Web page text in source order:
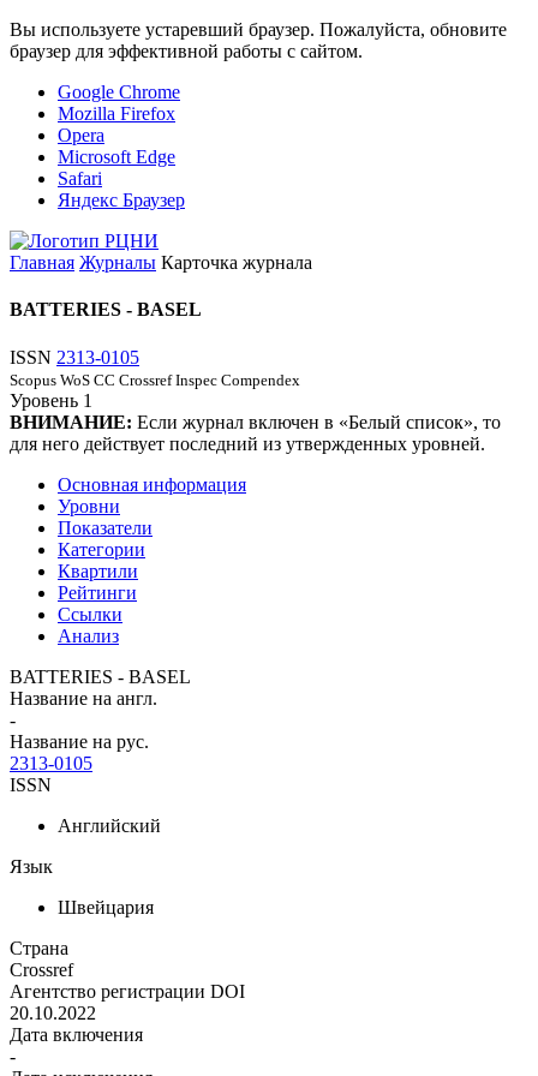
Вы используете устаревший браузер. Пожалуйста, обновите
браузер для эффективной работы с сайтом.
Google Chrome
Mozilla Firefox
Opera
Microsoft Edge
Safari
Яндекс Браузер
Главная Журналы Карточка журнала
BATTERIES - BASEL
ISSN 2313-0105
Scopus WoS CC Crossref Inspec Compendex
Уровень 1
ВНИМАНИЕ: Если журнал включен в «Белый список», то
для него действует последний из утвержденных уровней.
Основная информация
Уровни
Показатели
Категории
Квартили
Рейтинги
Ссылки
Анализ
BATTERIES - BASEL
Название на англ.
-
Название на рус.
2313-0105
ISSN
Английский
Язык
Швейцария
Страна
Crossref
Агентство регистрации DOI
20.10.2022
Дата включения
-